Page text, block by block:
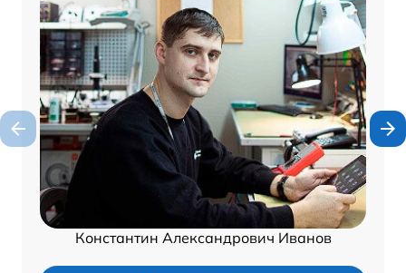
Константин Александрович Иванов